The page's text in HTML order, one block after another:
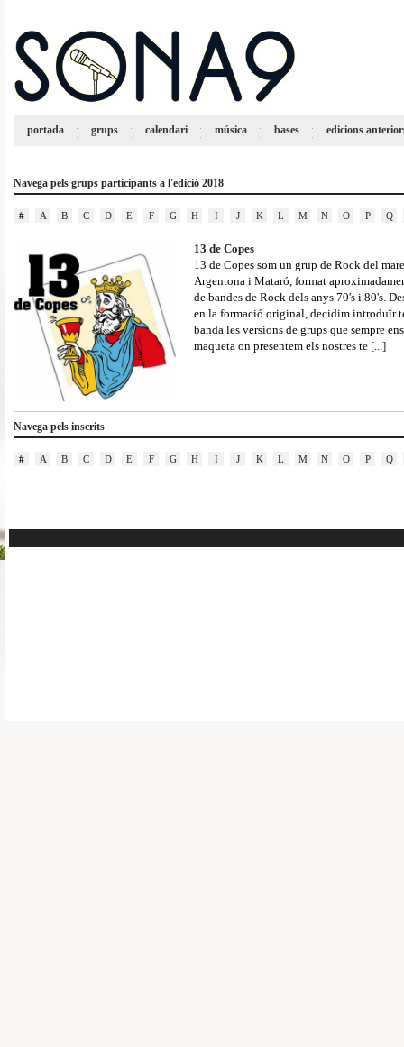
portada grups calendari música bases edicions
Navega pels grups participants a l'edició 2018
# A B C D E F G H I J K L M N O P Q
13 de Copes
13 de Copes som un grup de Rock del
Argentona i Mataró, format
de bandes de Rock dels anys 70's i 80's.
en la formació original, decidim introduïr
banda les versions de grups que sempre
maqueta on presentem els nostres te [...]
Navega pels inscrits
# A B C D E F G H I J K L M N O P Q